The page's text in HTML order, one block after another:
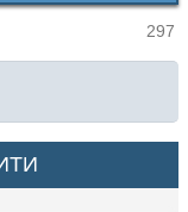
297